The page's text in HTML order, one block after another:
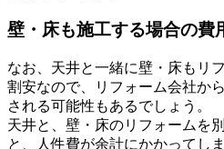
壁・床も施工する場合の費
なお、天井と一緒に壁・床もリ
割安なので、リフォーム会社か
される可能性もあるでしょう。
天井と、壁・床のリフォームを
と、人件費が余計にかかってしま